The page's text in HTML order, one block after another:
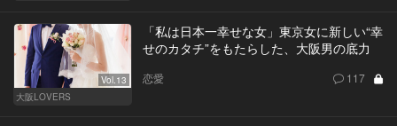
Vol.13
大阪LOVERS
「私は日本一幸せな女」東京女に新しい“幸
せのカタチ”をもたらした、大阪男の底力
恋愛 117